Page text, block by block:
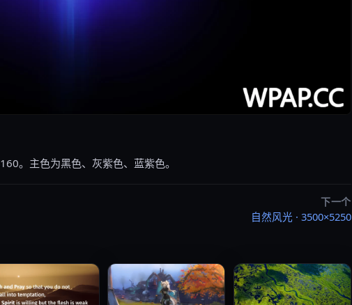
。主色为黑色、灰紫色、蓝紫色。
下一个
自然风光 · 3500×5250